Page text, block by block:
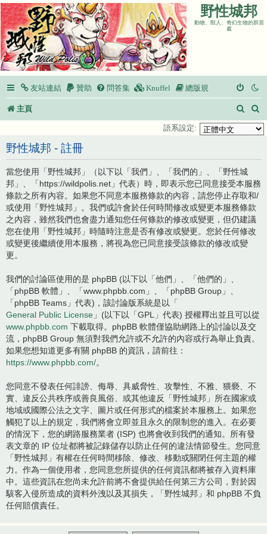
野性城邦
動物、獸人、奇幻生物的群居
處
友站連結 贊助 問答集 Knuffel 總版規
主頁
搜
尋
語系設定:
野性城邦 - 註冊
當您使用「野性城邦」（以下以「我們」、「我們的」、「野性城
邦」、「https://wildpolis.net」代表）時，即表示您已同意接受本服務
條款之所有內容。如果您不同意本服務條款的內容，請您停止存取和/
或使用「野性城邦」。我們或許會於任何時間修改或變更本服務條款
之內容，雖然我們也會盡力通知您任何條款的修改或變更，但仍建議
您在使用「野性城邦」時隨時注意是否有修改或變更。您於任何修改
或變更後繼續使用本服務，將視為您已同意接受該條款的修改或變
更。
我們的討論區使用的是 phpBB (以下以「他們」、「他們的」、
「phpBB 軟體」、「www.phpbb.com」、「phpBB Group」、
「phpBB Teams」代表)，該討論版系統是以「
General Public License 」(以下以「GPL」代表) 授權釋出並且可以從
www.phpbb.com 下載取得。phpBB 軟體僅協助網路上的討論以及交
流，phpBB Group 無須對我們允許或不允許的內容或行為舉止負責。
如果您想知道更多有關 phpBB 的資訊，請前往：
https://www.phpbb.com/。
您同意不發表任何誹謗、侮辱、具威脅性、攻擊性、不雅、猥褻、不
實、違反公共秩序或善良風俗、或其他違反「野性城邦」所在國家或
地域或國際公法之文字、圖片或任何形式的檔案於本服務上。如果您
觸犯了以上的規定，我們將會立即並且永久的限制您的進入。在必要
的情況下，您的網路服務業者 (ISP) 也將會收到我們的通知。所有發
表文章的 IP 位址都將被記錄儲存以防止任何的違法情節發生。您同意
「野性城邦」有權在任何時間移除、修改、移動或關閉任何主題的權
力。作為一個使用者，您同意您所提供的任何資訊都將被存入資料庫
中。這些資訊在您尚未允許前將不會提供給任何第三方公司，對於因
駭客入侵所造成的資料外洩以及其損失，「野性城邦」和 phpBB 不負
任何賠償責任。